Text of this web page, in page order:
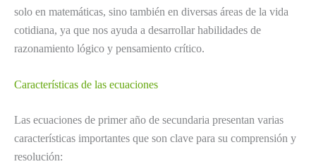
solo en matemáticas, sino también en diversas áreas de la vida
cotidiana, ya que nos ayuda a desarrollar habilidades de
razonamiento lógico y pensamiento crítico.
Características de las ecuaciones
Las ecuaciones de primer año de secundaria presentan varias
características importantes que son clave para su comprensión y
resolución: